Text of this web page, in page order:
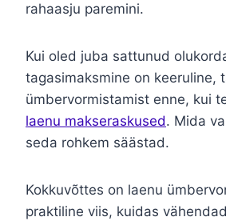
rahaasju paremini.
Kui oled juba sattunud
tagasimaksmine on keeruline,
ümbervormistamist enne, kui
laenu makseraskused. Mida
seda rohkem säästad.
Kokkuvõttes on laenu
praktiline viis, kuidas